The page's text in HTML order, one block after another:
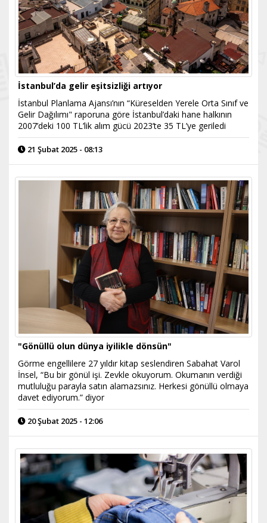
İstanbul’da gelir eşitsizliği artıyor
İstanbul Planlama Ajansı’nın “Küreselden Yerele Orta Sınıf ve
Gelir Dağılımı" raporuna göre İstanbul’daki hane halkının
2007’deki 100 TL’lik alım gücü 2023’te 35 TL’ye geriledi
21 Şubat 2025 - 08:13
"Gönüllü olun dünya iyilikle dönsün"
Görme engellilere 27 yıldır kitap seslendiren Sabahat Varol
İnsel, “Bu bir gönül işi. Zevkle okuyorum. Okumanın verdiği
mutluluğu parayla satın alamazsınız. Herkesi gönüllü olmaya
davet ediyorum.” diyor
20 Şubat 2025 - 12:06